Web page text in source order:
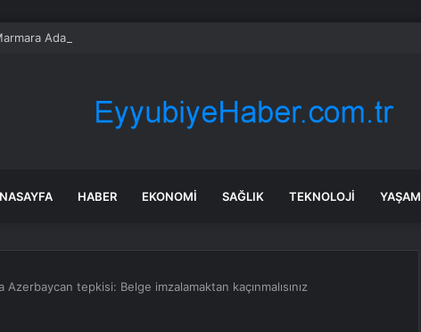
Adası açıklarında arızalanan tekne kurtarıldı
HABER EKONOMI SAĞLIK TEKNOLOJI YAŞAM
Azerbaycan tepkisi: Belge imzalamaktan kaçınmalısınız